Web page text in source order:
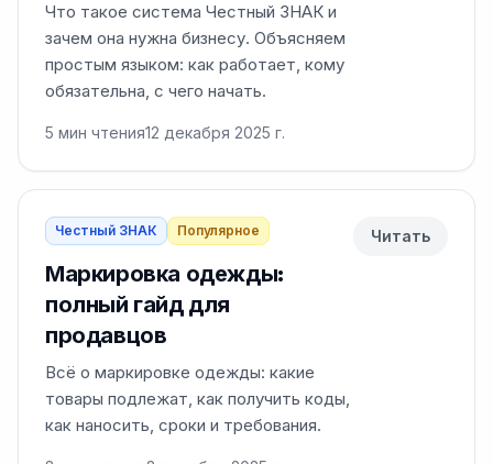
Что такое система Честный ЗНАК и
зачем она нужна бизнесу. Объясняем
простым языком: как работает, кому
обязательна, с чего начать.
5 мин чтения12 декабря 2025 г.
Честный ЗНАК Популярное
Маркировка одежды:
полный гайд для
продавцов
Всё о маркировке одежды: какие
товары подлежат, как получить коды,
как наносить, сроки и требования.
Читать